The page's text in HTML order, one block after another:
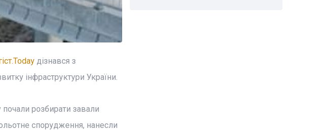
дізнався з
інфраструктури України.
почали розбирати завали
спорудження, нанесли